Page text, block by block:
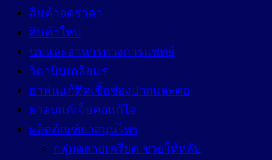
สินค้าลดราคา
สินค้าใหม่
นมและอาหารทางการแพทย์
วิตามินเกลือแร่
ยาพ่นแก้ติดเชื้อช่องปากและคอ
ยาอมแก้เจ็บคอแก้ไอ
ผลิตภัณฑ์ยาสมุนไพร
กลุ่มคลายเครียด ช่วยให้หลับ